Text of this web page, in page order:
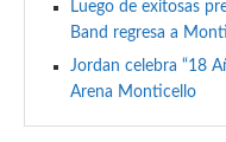
Luego de exitosas
Band regresa a
Jordan celebra “18
Arena Monticello